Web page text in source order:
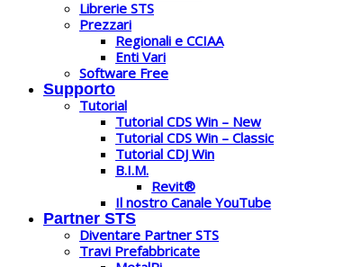
Librerie STS
Prezzari
Regionali e CCIAA
Enti Vari
Software Free
Supporto
Tutorial
Tutorial CDS Win – New
Tutorial CDS Win – Classic
Tutorial CDJ Win
B.I.M.
Revit®
Il nostro Canale YouTube
Partner STS
Diventare Partner STS
Travi Prefabbricate